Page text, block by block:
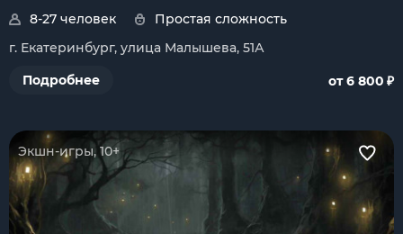
8-27 человек
Простая сложность
г. Екатеринбург, улица Малышева, 51А
Подробнее
от 6 800 ₽
Экшн-игры, 10+